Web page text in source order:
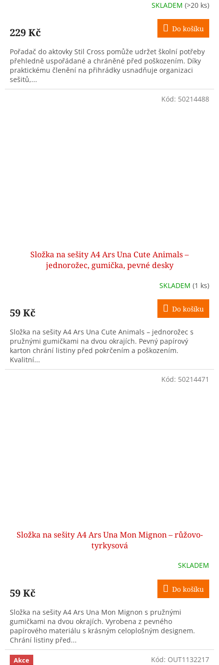
SKLADEM (>20 ks)
229 Kč Do košíku
Pořadač do aktovky Stil Cross pomůže udržet školní potřeby
přehledně uspořádané a chráněné před poškozením. Díky
praktickému členění na přihrádky usnadňuje organizaci
sešitů,...
Složka na sešity A4 Ars Una Cute Animals –
jednorožec, gumička, pevné desky
SKLADEM (1 ks)
59 Kč Do košíku
Složka na sešity A4 Ars Una Cute Animals – jednorožec s
pružnými gumičkami na dvou okrajích. Pevný papírový
karton chrání listiny před pokrčením a poškozením.
Kvalitní...
Kód: 50214488
Složka na sešity A4 Ars Una Mon Mignon – růžovo-
tyrkysová
SKLADEM
59 Kč Do košíku
Složka na sešity A4 Ars Una Mon Mignon s pružnými
gumičkami na dvou okrajích. Vyrobena z pevného
papírového materiálu s krásným celoplošným designem.
Chrání listiny před...
Kód: 50214471
Akce Kód: OUT1132217